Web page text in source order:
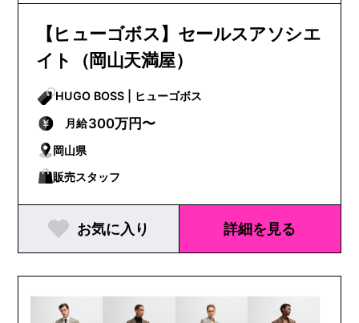
【ヒューゴボス】セールスアソシエ
イト（岡山天満屋）
HUGO BOSS | ヒューゴボス
月給300万円〜
岡山県
販売スタッフ
お気に入り 詳細を見る